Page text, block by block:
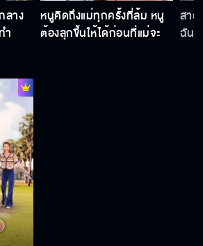
รักท่วมทุ่ง EP.21
รักท่วมทุ่ง EP.23
รักท่วมทุ่ง EP.24
ลาง
ำ
หนูคิดถึงแม่ทุกครั้งที่ล้ม หนู
ต้องลุกขึ้นให้ได้ก่อนที่แม่จะ
สาย
ฉัน